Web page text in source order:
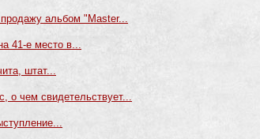
альбом "Master...
41-е место в...
штат...
о чем свидетельствует...